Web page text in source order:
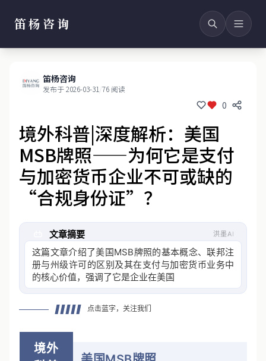
笛杨咨询
笛杨咨询
发布于 2026-03-31/76 阅读
0
境外科普|深度解析：美国
MSB牌照——为何它是支付
与加密货币企业不可或缺的
“合规身份证”？
文章摘要 洪墨AI
这篇文章介绍了美国MSB牌照的基本概念、联邦注
册与州级许可的区别及其在支付与加密货币业务中
的核心价值，强调了它是企业在美国合法开展相关
业务的基